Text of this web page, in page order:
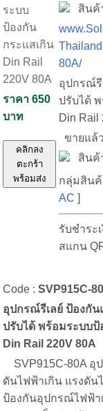
ระบบ
ป้องกัน
กระแสเกิน
Din Rail
220V 80A
ราคา 650
บาท
คลิกลง
ตะกร้า
พร้อมส่ง
สินค้
80A/
อุปกรณ์รี
ปรับได้
Din Rail
ขายแ
สินค้
กลุ่มสินค้
AC ]
รับชำระ
สแกน
Code : SVP915C-
อุปกรณ์รีเลย์ ป้องกั
ปรับได้ พร้อมระบบป้
Din Rail 220V 80A
SVP915C-80A อุ
ดันไฟฟ้าเกิน แรงดัน
ป้องกันอุปกรณ์ไฟฟ้า